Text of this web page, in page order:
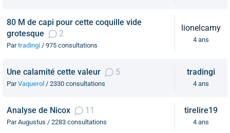
80 M de capi pour cette coquille vide
grotesque
2
Partradingi / 975 consultations
lionelcamy
4 ans
Une calamité cette valeur 5
ParVaquerol / 2330 consultations
tradingi
4 ans
Analyse de Nicox 11
Par Augustus / 2283 consultations
tirelire19
4 ans